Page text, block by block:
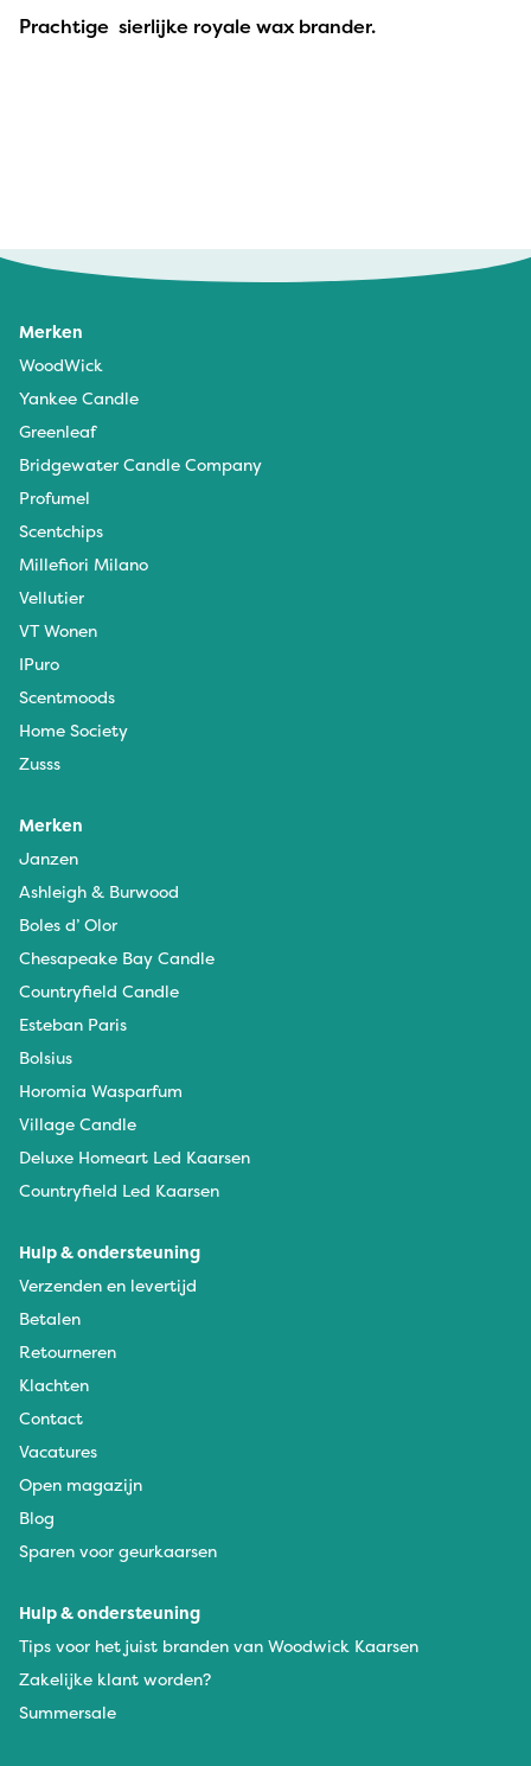
Prachtige sierlijke royale wax brander.
Merken
WoodWick
Yankee Candle
Greenleaf
Bridgewater Candle Company
Profumel
Scentchips
Millefiori Milano
Vellutier
VT Wonen
IPuro
Scentmoods
Home Society
Zusss
Merken
Janzen
Ashleigh & Burwood
Boles d’ Olor
Chesapeake Bay Candle
Countryfield Candle
Esteban Paris
Bolsius
Horomia Wasparfum
Village Candle
Deluxe Homeart Led Kaarsen
Countryfield Led Kaarsen
Hulp & ondersteuning
Verzenden en levertijd
Betalen
Retourneren
Klachten
Contact
Vacatures
Open magazijn
Blog
Sparen voor geurkaarsen
Hulp & ondersteuning
Tips voor het juist branden van Woodwick Kaarsen
Zakelijke klant worden?
Summersale